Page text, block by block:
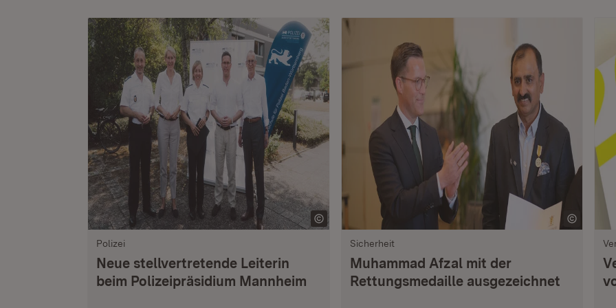
Polizei
Neue stellvertretende Leiterin
beim Polizeipräsidium Mannheim
Sicherheit
Muhammad Afzal mit der
Rettungsmedaille ausgezeichnet